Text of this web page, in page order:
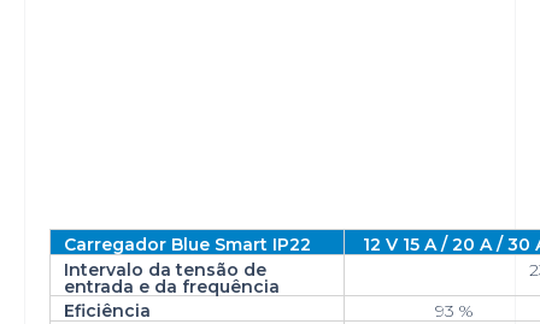
Carregador Blue Smart IP22
12 V 15 A / 20 A / 30
Intervalo da tensão de
entrada e da frequência
Eficiência
93 %